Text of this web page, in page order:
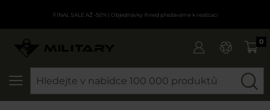
FINAL SALE AŽ -50%| Objednávky ihned předáváme k realizaci
0